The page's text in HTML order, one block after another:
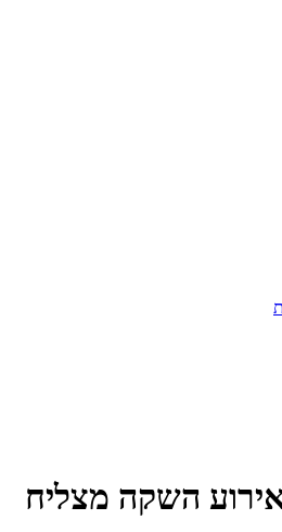
השקה מצליח